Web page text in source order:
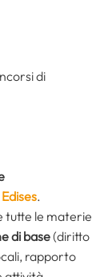
di
.
tutte le materie
di base(diritto
rapporto